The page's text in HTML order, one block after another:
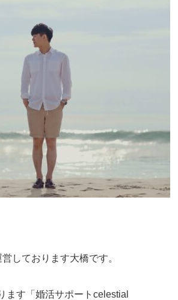
しております大橋です。
ます「婚活サポートcelestial